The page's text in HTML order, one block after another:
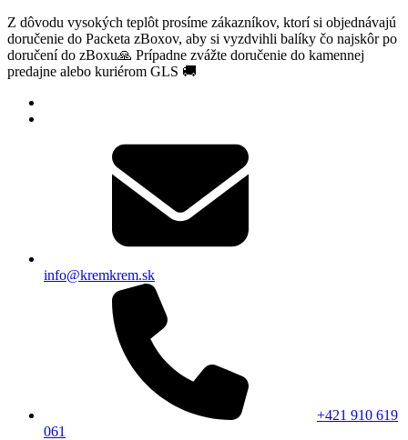
Z dôvodu vysokých teplôt prosíme zákazníkov, ktorí si objednávajú
doručenie do Packeta zBoxov, aby si vyzdvihli balíky čo najskôr po
doručení do zBoxu🙏 Prípadne zvážte doručenie do kamennej
predajne alebo kuriérom GLS 🚚
info@kremkrem.sk
+421 910 619
061